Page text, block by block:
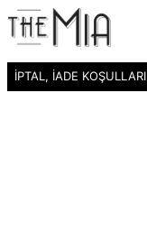
İPTAL, İADE KOŞULLARI